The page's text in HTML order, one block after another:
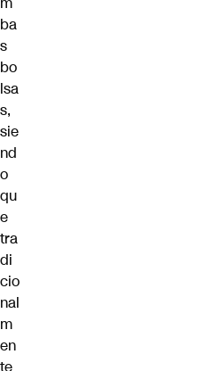
ba
s
bo
lsa
s,
sie
nd
o
qu
e
tra
di
cio
nal
m
en
te